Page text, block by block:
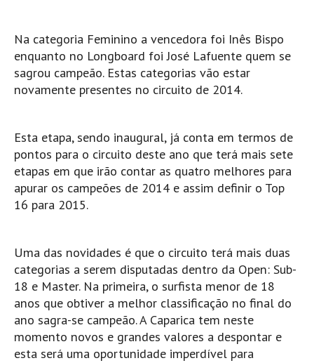
Espinho vista aérea HD
Espinho - Silvalde HD
AVEIRO
Cortegaça Onda Pontão HD
Praia da Barra Norte HD
Mira
FIGUEIRA DA FOZ
Nazaré panoramica praia norte
Nazaré HD
Nazaré Praias Sul
PENICHE
Peniche - Consolação Norte HD
Na categoria Feminino a vencedora foi Inês Bispo
enquanto no Longboard foi José Lafuente quem se
sagrou campeão. Estas categorias vão estar
novamente presentes no circuito de 2014.
Esta etapa, sendo inaugural, já conta em termos de
pontos para o circuito deste ano que terá mais sete
etapas em que irão contar as quatro melhores para
apurar os campeões de 2014 e assim definir o Top
16 para 2015.
Uma das novidades é que o circuito terá mais duas
categorias a serem disputadas dentro da Open: Sub-
18 e Master. Na primeira, o surfista menor de 18
anos que obtiver a melhor classificação no final do
ano sagra-se campeão. A Caparica tem neste
momento novos e grandes valores a despontar e
esta será uma oportunidade imperdível para